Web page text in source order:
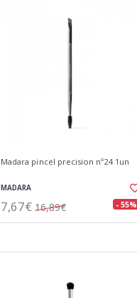
Madara pincel precision nº24 1un
MADARA
7,67€ 16,89€ - 55%